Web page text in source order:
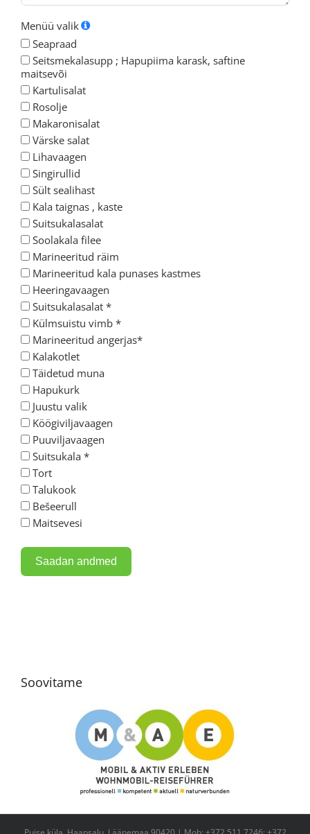
Menüü valik
Seapraad
Seitsmekalasupp ; Hapupiima karask, saftine
maitsevõi
Kartulisalat
Rosolje
Makaronisalat
Värske salat
Lihavaagen
Singirullid
Sült sealihast
Kala taignas , kaste
Suitsukalasalat
Soolakala filee
Marineeritud räim
Marineeritud kala punases kastmes
Heeringavaagen
Suitsukalasalat *
Külmsuistu vimb *
Marineeritud angerjas*
Kalakotlet
Täidetud muna
Hapukurk
Juustu valik
Köögiviljavaagen
Puuviljavaagen
Suitsukala *
Tort
Talukook
Bešeerull
Maitsevesi
Saadan andmed
Soovitame